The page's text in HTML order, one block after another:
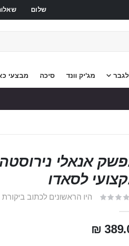
שלום
מג'יק וונד סיכה מבצעי
לסאדו
היו הראשונים לכתוב ביקורת